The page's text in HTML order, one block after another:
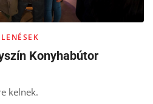
Konyhabútor
kelnek.